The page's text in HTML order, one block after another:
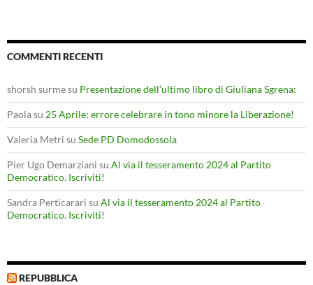
COMMENTI RECENTI
shorsh surmesu Presentazione dell’ultimo libro di Giuliana Sgrena:
Paolasu 25 Aprile: errore celebrare in tono minore la Liberazione!
Valeria Metri su Sede PD Domodossola
Pier Ugo Demarziani su Al via il tesseramento 2024 al Partito
Democratico. Iscriviti!
Sandra Perticarari su Al via il tesseramento 2024 al Partito
Democratico. Iscriviti!
REPUBBLICA